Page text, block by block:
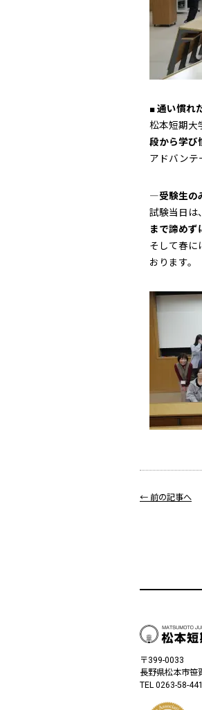
■ 通い慣れ
松本短期大
段から学び
アドバンテ
―受験生の
試験当日は
まで諦めず
そして春に
おります。
← 前の記事へ
〒399-0033
長野県松本市笹
TEL 0263-58-